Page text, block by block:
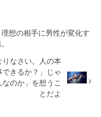
理想の相手に男性が変化す
なさい。人の本
きるか？」じゃ
のか」を想うこ
とだよ